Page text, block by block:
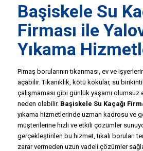
Başiskele Su
Firması ile
Yıkama
Pimaş borularının tıkanması, ev ve
açabilir. Tıkanıklık, kötü kokular, su
çalışmaması gibi günlük yaşamı olumsuz
neden olabilir. Başiskele Su Kaçağı
yıkama hizmetlerinde uzman kadrosu ve
müşterilerine hızlı ve etkili çözümler
gerçekleştirilen bu hizmet, tıkalı boruları
zarar vermeden uzun vadeli çözümler